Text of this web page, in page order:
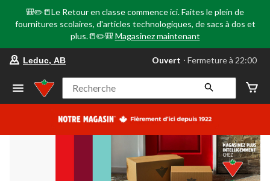
🎒✏️📒Le Retour en classe commence ici. Faites le plein de
fournitures scolaires, d'articles technologiques, de sacs à dos et
plus.📒✏️🎒 Magasinez maintenant
votre
préféré
Leduc,
AB,
courament
Fermeture
à
22:00
cliquer
Leduc, AB Ouvert ⋅ Fermeture à 22:00
Recherche